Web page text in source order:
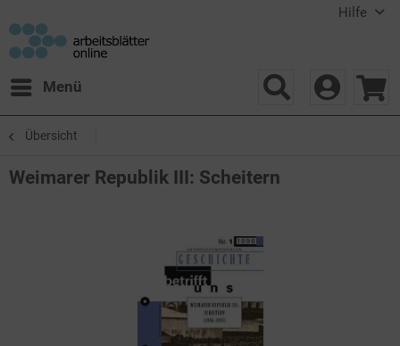
Hilfe
Menü
Übersicht
Weimarer Republik III: Scheitern